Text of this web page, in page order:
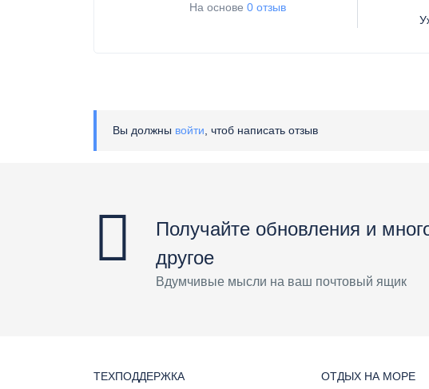
На основе0 отзыв
Вы должны войти , чтоб написать отзыв
Получайте обновления и
другое
Вдумчивые мысли на ваш почтовый ящик
ТЕХПОДДЕРЖКА ОТДЫХ НА МОРЕ